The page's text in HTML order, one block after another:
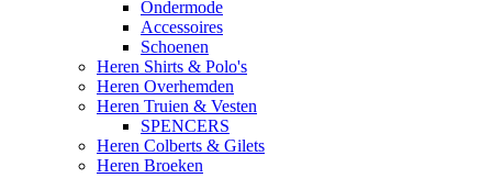
Ondermode
Accessoires
Schoenen
Heren Shirts & Polo's
Heren Overhemden
Heren Truien & Vesten
SPENCERS
Heren Colberts & Gilets
Heren Broeken